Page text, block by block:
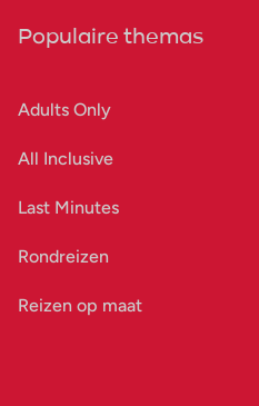
Populaire themas
Adults Only
All Inclusive
Last Minutes
Rondreizen
Reizen op maat